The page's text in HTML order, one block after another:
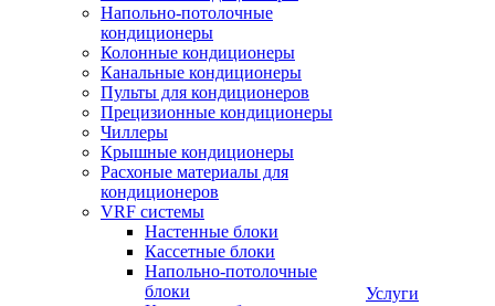
Напольно-потолочные
кондиционеры
Колонные кондиционеры
Канальные кондиционеры
Пульты для кондиционеров
Прецизионные кондиционеры
Чиллеры
Крышные кондиционеры
Расхоные материалы для
кондиционеров
VRF системы
Настенные блоки
Кассетные блоки
Напольно-потолочные
блоки
Услуги